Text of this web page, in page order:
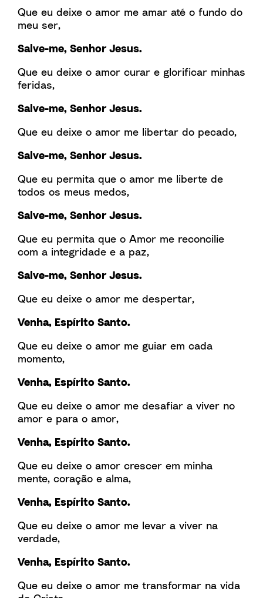
Que eu deixe o amor me amar até o fundo do
meu ser,
Salve-me, Senhor Jesus.
Que eu deixe o amor curar e glorificar minhas
feridas,
Salve-me, Senhor Jesus.
Que eu deixe o amor me libertar do pecado,
Salve-me, Senhor Jesus.
Que eu permita que o amor me liberte de
todos os meus medos,
Salve-me, Senhor Jesus.
Que eu permita que o Amor me reconcilie
com a integridade e a paz,
Salve-me, Senhor Jesus.
Que eu deixe o amor me despertar,
Venha, Espírito Santo.
Que eu deixe o amor me guiar em cada
momento,
Venha, Espírito Santo.
Que eu deixe o amor me desafiar a viver no
amor e para o amor,
Venha, Espírito Santo.
Que eu deixe o amor crescer em minha
mente, coração e alma,
Venha, Espírito Santo.
Que eu deixe o amor me levar a viver na
verdade,
Venha, Espírito Santo.
Que eu deixe o amor me transformar na vida